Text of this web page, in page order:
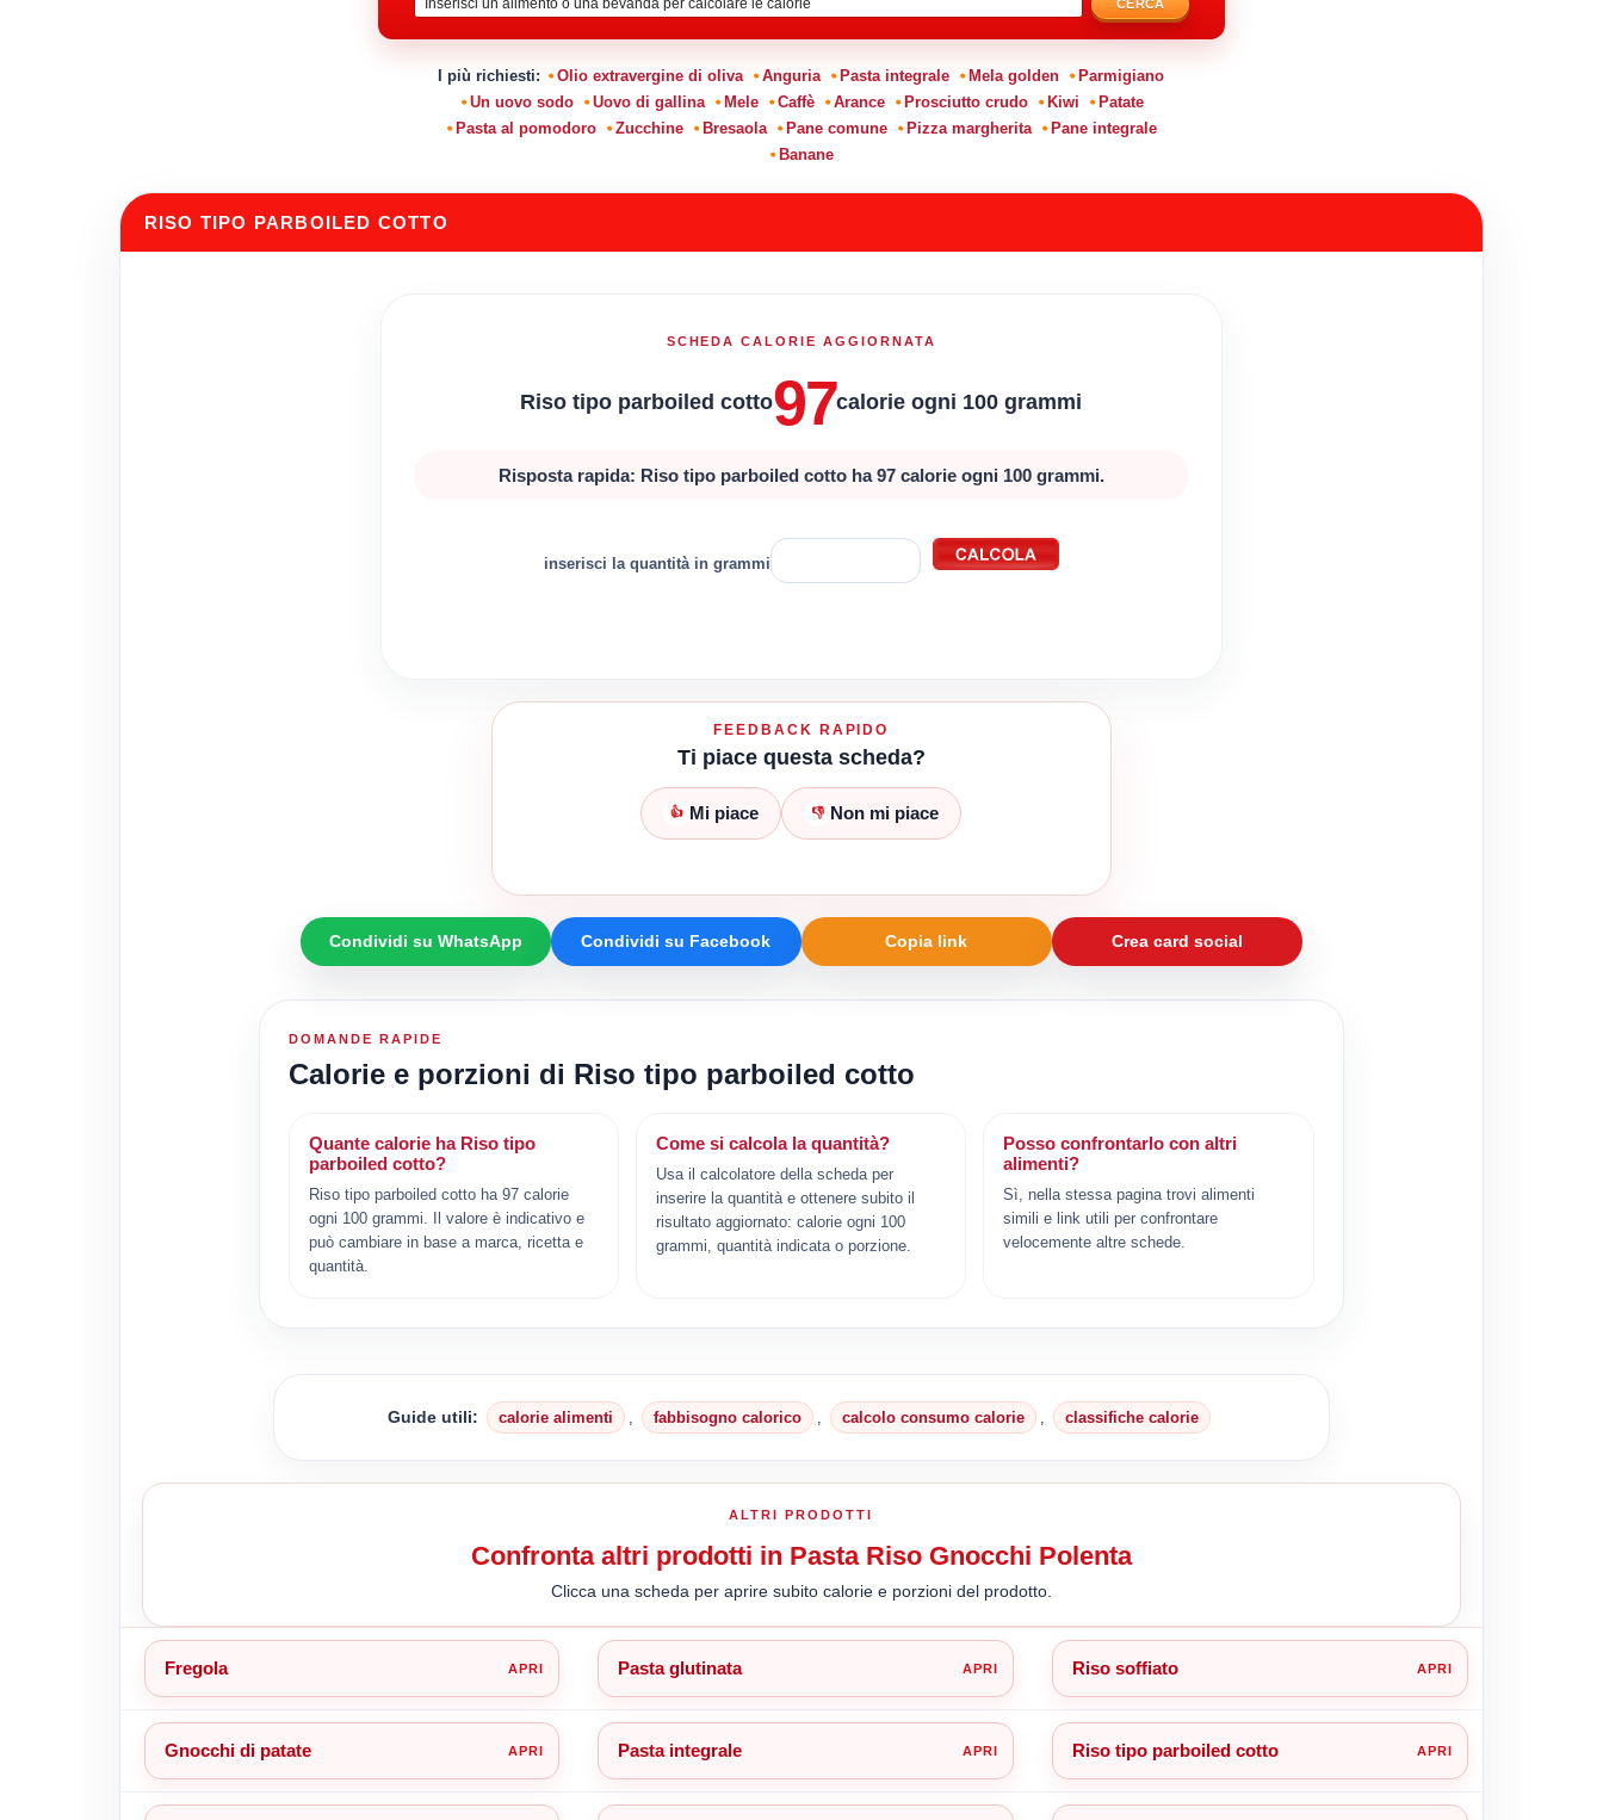
CERCA
I più richiesti: Olio extravergine di oliva Anguria Pasta integrale Mela golden
Parmigiano
Un uovo sodo
Uovo di gallina Mele Caffè Arance Prosciutto crudo Kiwi
Patate
Pasta al pomodoro
Zucchine Bresaola Pane comune Pizza margherita
Pane integrale
Banane
RISO TIPO PARBOILED COTTO
SCHEDA CALORIE AGGIORNATA
Riso tipo parboiled cotto97calorie ogni 100 grammi
Risposta rapida: Riso tipo parboiled cotto ha 97 calorie ogni 100 grammi.
inserisci la quantità in grammi
FEEDBACK RAPIDO
Ti piace questa scheda?
👍 Mi piace 👎 Non mi piace
Condividi su WhatsApp Condividi su Facebook Copia link Crea card social
DOMANDE RAPIDE
Calorie e porzioni di Riso tipo parboiled cotto
Quante calorie ha Riso tipo
parboiled cotto?
Riso tipo parboiled cotto ha 97 calorie
ogni 100 grammi. Il valore è indicativo e
può cambiare in base a marca, ricetta e
quantità.
Come si calcola la quantità?
Usa il calcolatore della scheda per
inserire la quantità e ottenere subito il
risultato aggiornato: calorie ogni 100
grammi, quantità indicata o porzione.
Posso confrontarlo con altri
alimenti?
Sì, nella stessa pagina trovi alimenti
simili e link utili per confrontare
velocemente altre schede.
Guide utili: calorie alimenti fabbisogno calorico calcolo consumo calorie classifiche calorie
ALTRI PRODOTTI
Confronta altri prodotti in Pasta Riso Gnocchi Polenta
Clicca una scheda per aprire subito calorie e porzioni del prodotto.
Fregola Pasta glutinata Riso soffiato
Gnocchi di patate Pasta integrale Riso tipo parboiled cotto